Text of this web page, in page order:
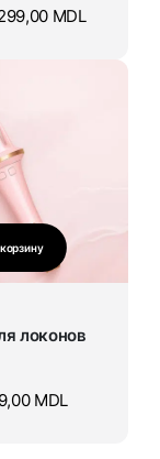
MDL
локонов
MDL